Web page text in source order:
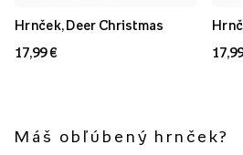
Hrnček, Deer Christmas
17,99 €
Máš obľúbený hrnček?